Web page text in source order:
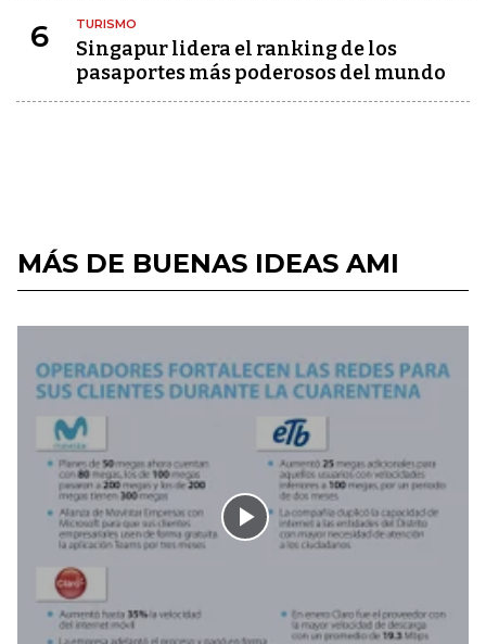
6 TURISMO
Singapur lidera el ranking de los
pasaportes más poderosos del mundo
MÁS DE BUENAS IDEAS AMI